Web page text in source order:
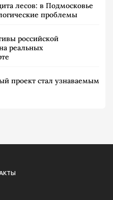
лесов: в Подмосковье
проблемы
российской
реальных
проект стал узнаваемым